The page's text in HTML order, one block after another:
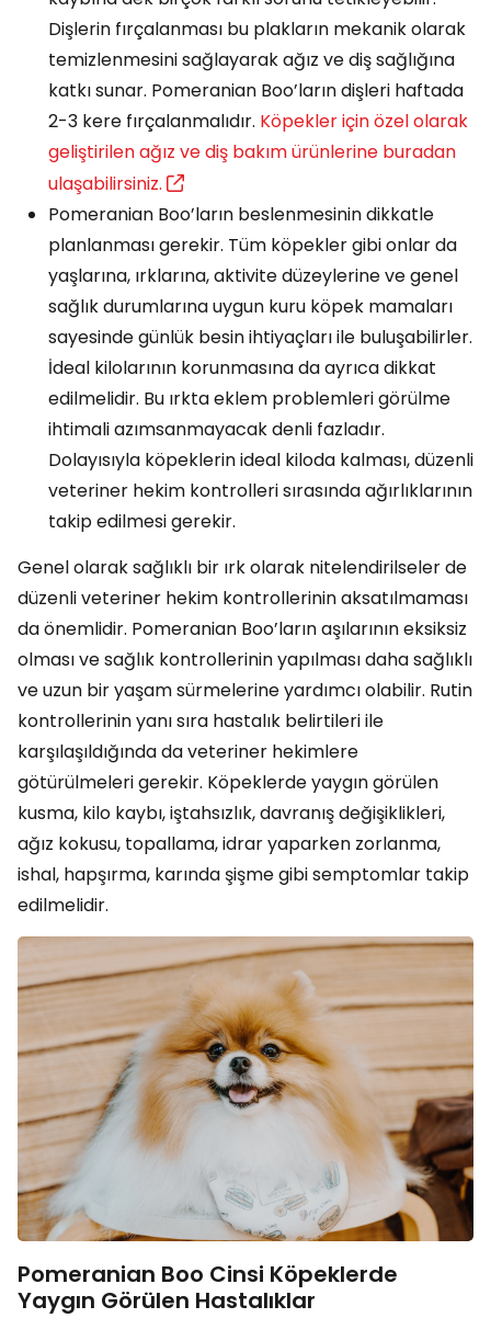
Dişlerin fırçalanması bu plakların mekanik olarak
temizlenmesini sağlayarak ağız ve diş sağlığına
katkı sunar. Pomeranian Boo’ların dişleri haftada
2-3 kere fırçalanmalıdır. Köpekler için özel olarak
geliştirilen ağız ve diş bakım ürünlerine buradan
ulaşabilirsiniz.
Pomeranian Boo’ların beslenmesinin dikkatle
planlanması gerekir. Tüm köpekler gibi onlar da
yaşlarına, ırklarına, aktivite düzeylerine ve genel
sağlık durumlarına uygun kuru köpek mamaları
sayesinde günlük besin ihtiyaçları ile buluşabilirler.
İdeal kilolarının korunmasına da ayrıca dikkat
edilmelidir. Bu ırkta eklem problemleri görülme
ihtimali azımsanmayacak denli fazladır.
Dolayısıyla köpeklerin ideal kiloda kalması, düzenli
veteriner hekim kontrolleri sırasında ağırlıklarının
takip edilmesi gerekir.
Genel olarak sağlıklı bir ırk olarak nitelendirilseler de
düzenli veteriner hekim kontrollerinin aksatılmaması
da önemlidir. Pomeranian Boo’ların aşılarının eksiksiz
olması ve sağlık kontrollerinin yapılması daha sağlıklı
ve uzun bir yaşam sürmelerine yardımcı olabilir. Rutin
kontrollerinin yanı sıra hastalık belirtileri ile
karşılaşıldığında da veteriner hekimlere
götürülmeleri gerekir. Köpeklerde yaygın görülen
kusma, kilo kaybı, iştahsızlık, davranış değişiklikleri,
ağız kokusu, topallama, idrar yaparken zorlanma,
ishal, hapşırma, karında şişme gibi semptomlar takip
edilmelidir.
Pomeranian Boo Cinsi Köpeklerde
Yaygın Görülen Hastalıklar